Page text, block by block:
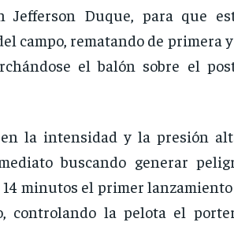
Jefferson Duque, para que
campo, rematando de primera y
el balón sobre el
la intensidad y la presión
buscando generar
minutos el primer lanzamiento
controlando la pelota el